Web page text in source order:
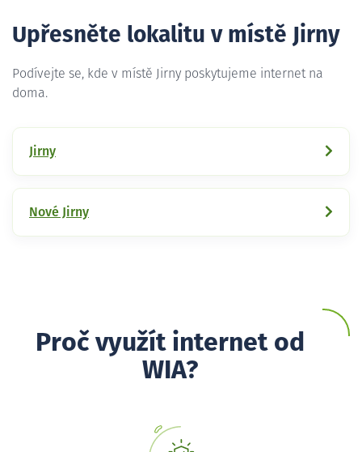
Upřesněte lokalitu v místě Jirny
Podívejte se, kde v místě Jirny poskytujeme internet na
doma.
Jirny
Nové Jirny
Proč využít internet od
WIA?